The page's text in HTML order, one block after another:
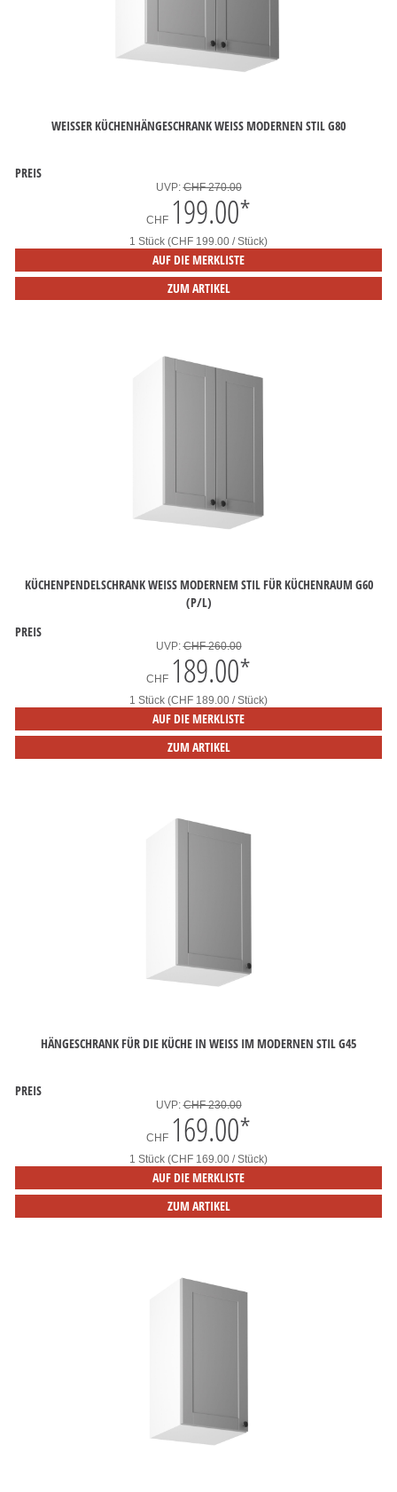
WEISSER KÜCHENHÄNGESCHRANK WEISS MODERNEN STIL G80
PREIS
UVP:CHF 270.00
CHF 199.00*
1 Stück (CHF 199.00 / Stück)
AUF DIE MERKLISTE
ZUM ARTIKEL
KÜCHENPENDELSCHRANK WEISS MODERNEM STIL FÜR KÜCHENRAUM G60
(P/L)
PREIS
UVP:CHF 260.00
CHF 189.00*
1 Stück (CHF 189.00 / Stück)
AUF DIE MERKLISTE
ZUM ARTIKEL
HÄNGESCHRANK FÜR DIE KÜCHE IN WEISS IM MODERNEN STIL G45
PREIS
UVP:CHF 230.00
CHF 169.00*
1 Stück (CHF 169.00 / Stück)
AUF DIE MERKLISTE
ZUM ARTIKEL